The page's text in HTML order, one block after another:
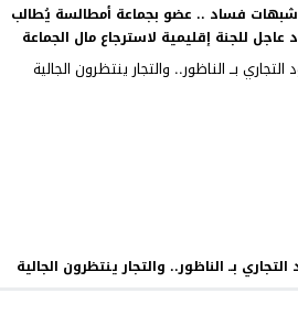
فساد .. عضو بجماعة أمطالسة يُطالب
عاجل للجنة إقليمية لاسترجاع مال الجماعة
التجاري بــ الناظور.. والتجار ينتظرون الجالية